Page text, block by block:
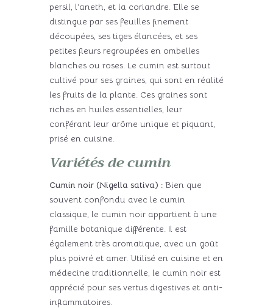
persil, l’aneth, et la coriandre. Elle se
distingue par ses feuilles finement
découpées, ses tiges élancées, et ses
petites fleurs regroupées en ombelles
blanches ou roses. Le cumin est surtout
cultivé pour ses graines, qui sont en réalité
les fruits de la plante. Ces graines sont
riches en huiles essentielles, leur
conférant leur arôme unique et piquant,
prisé en cuisine.
Variétés de cumin
Cumin noir (Nigella sativa) :Bien que
souvent confondu avec le cumin
classique, le cumin noir appartient à une
famille botanique différente. Il est
également très aromatique, avec un goût
plus poivré et amer. Utilisé en cuisine et en
médecine traditionnelle, le cumin noir est
apprécié pour ses vertus digestives et anti-
inflammatoires.